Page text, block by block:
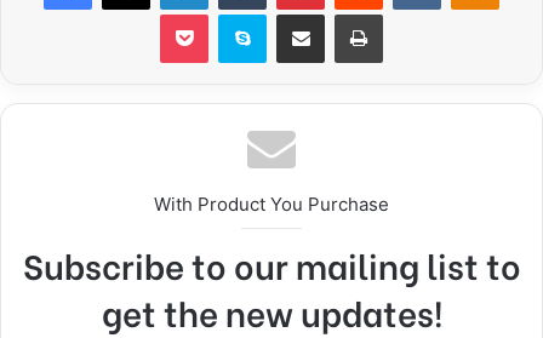
Pocket Skype Compartir por correo electrónicoImprimir
With Product You Purchase
Subscribe to our mailing list to
get the new updates!